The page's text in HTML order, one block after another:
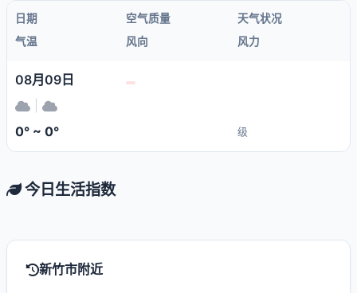
日期 空气质量
天气状况
气温
风向 风力
08月09日
0° ~ 0° 级
今日生活指数
新竹市附近